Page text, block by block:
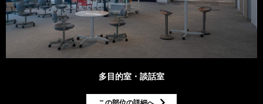
多目的室・談話室